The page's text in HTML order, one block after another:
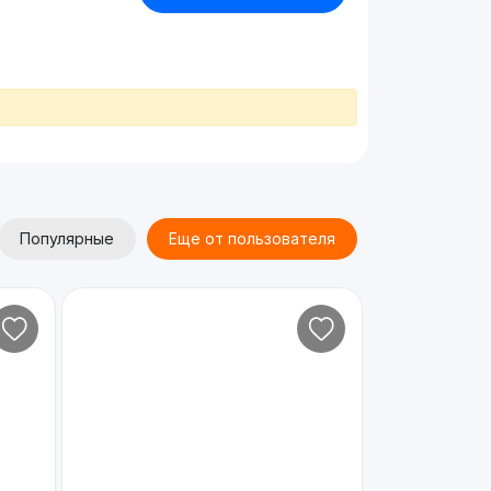
Популярные Еще от пользователя